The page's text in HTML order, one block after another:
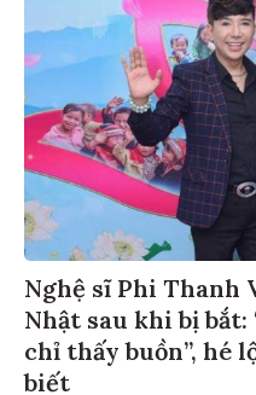
Nghệ sĩ Phi Thanh
Nhật sau khi bị bắt:
chỉ thấy buồn”, hé
biết